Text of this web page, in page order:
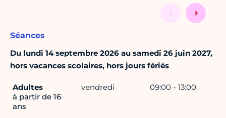
Séances
Du lundi 14 septembre 2026 au samedi 26 juin 2027,
hors vacances scolaires, hors jours fériés
Adultes
à partir de 16
ans
vendredi 09:00 - 13:00